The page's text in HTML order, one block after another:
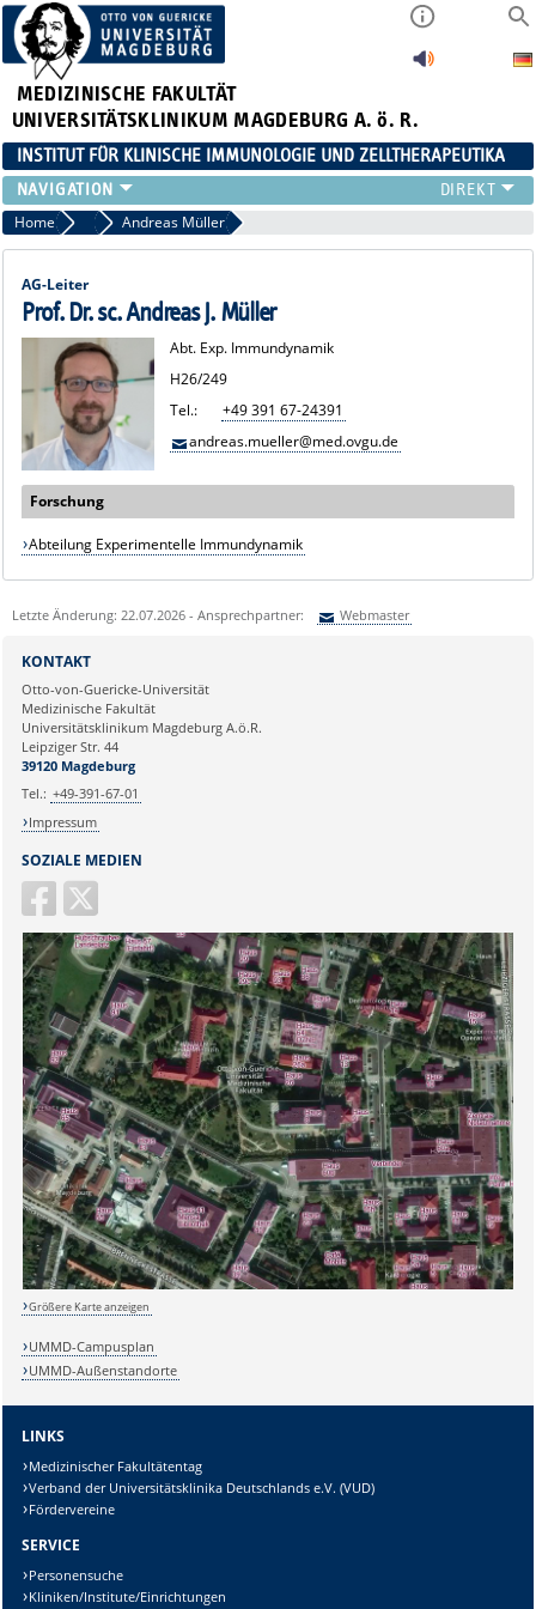
MEDIZINISCHE FAKULTÄT
UNIVERSITÄTSKLINIKUM MAGDEBURG A. ö. R.
INSTITUT FÜR KLINISCHE IMMUNOLOGIE UND ZELLTHERAPEUTIKA
FORSCHUNG
LEHRE
DIAGNOSTIK
AKTUELLES
VERANSTALTUNGEN
TEAM
KONTAKT
Home InstitutsratAndreas Müller
AG-Leiter
Prof. Dr. sc. Andreas J. Müller
Abt. Exp. Immundynamik
H26/249
Tel.:
+49 391 67-24391
andreas.mueller@med.ovgu.de
Forschung
Abteilung Experimentelle Immundynamik
Letzte Änderung: 22.07.2026 - Ansprechpartner: Webmaster
Ihre E-Mailadresse:
Ihr Anliegen:
Sicherheitsabfrage:
Lösung:
SOZIALE MEDIEN
KONTAKT
Otto-von-Guericke-Universität
Medizinische Fakultät
Universitätsklinikum Magdeburg A.ö.R.
Leipziger Str. 44
39120 Magdeburg
Tel.: +49-391-67-01
Impressum
Größere Karte anzeigen
UMMD-Campusplan
UMMD-Außenstandorte
LINKS
Medizinischer Fakultätentag
Verband der Universitätsklinika Deutschlands e.V. (VUD)
Fördervereine
SERVICE
Personensuche
Kliniken/Institute/Einrichtungen